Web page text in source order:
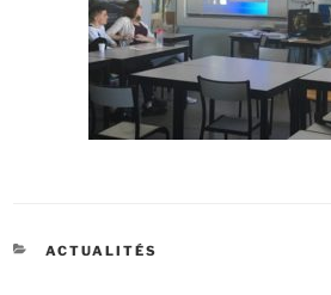
CATÉGORIES
ACTUALITÉS